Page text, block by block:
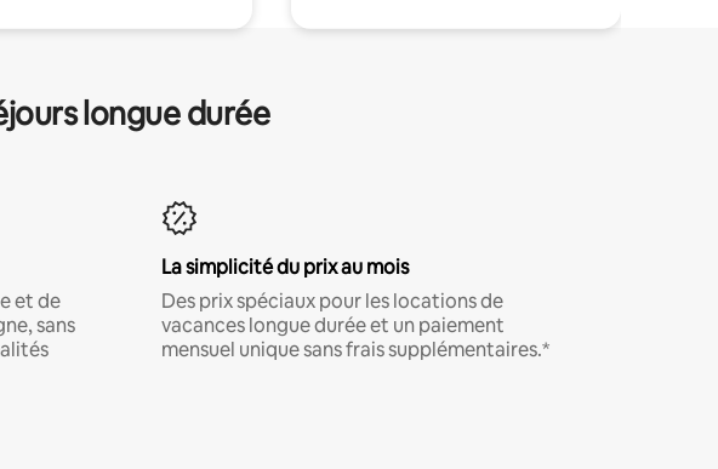
longue durée
et de
sans
La simplicité du prix au mois
Des prix spéciaux pour les locations de
vacances longue durée et un paiement
mensuel unique sans frais supplémentaires.*